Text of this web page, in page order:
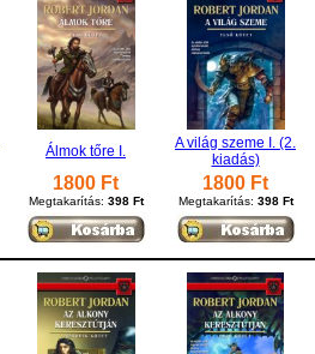
Álmok tőre I.
A világ szeme I. (2.
kiadás)
1800 Ft
Megtakarítás: 398 Ft
1800 Ft
Megtakarítás: 398 Ft